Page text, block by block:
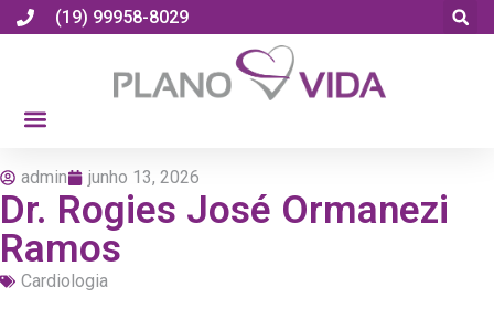
(19) 99958-8029
admin junho 13, 2026
Dr. Rogies José Ormanezi
Ramos
Cardiologia